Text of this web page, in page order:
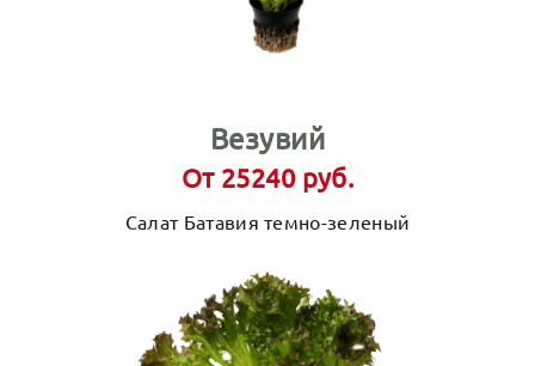
Везувий
От 25240 руб.
Салат Батавия темно-зеленый